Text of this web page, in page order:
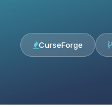
CurseForge